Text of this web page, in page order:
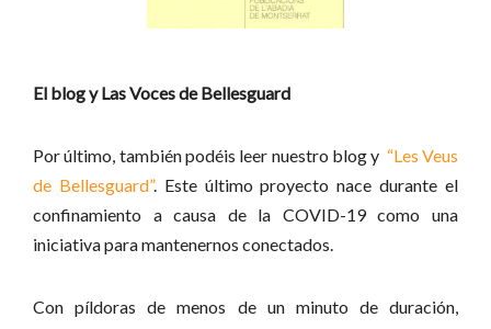
El blog y Las Voces de Bellesguard
Por último, también podéis leer nuestro blog y “Les Veus
de Bellesguard”. Este último proyecto nace durante el
confinamiento a causa de la COVID-19 como una
iniciativa para mantenernos conectados.
Con píldoras de menos de un minuto de duración,